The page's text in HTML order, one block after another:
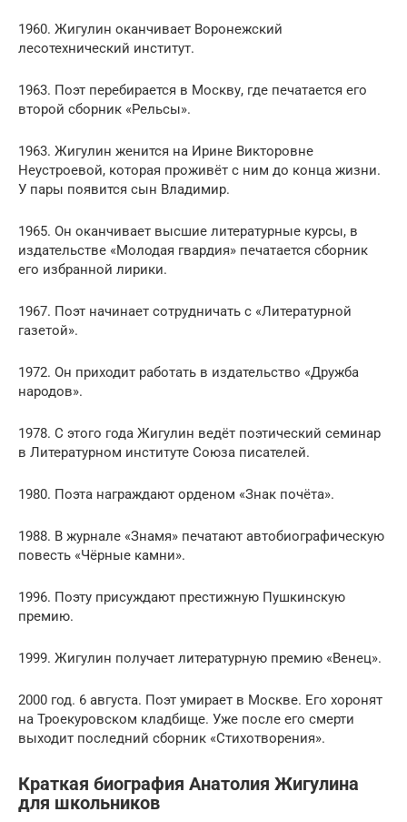
1960. Жигулин оканчивает Воронежский
лесотехнический институт.
1963. Поэт перебирается в Москву, где печатается его
второй сборник «Рельсы».
1963. Жигулин женится на Ирине Викторовне
Неустроевой, которая проживёт с ним до конца жизни.
У пары появится сын Владимир.
1965. Он оканчивает высшие литературные курсы, в
издательстве «Молодая гвардия» печатается сборник
его избранной лирики.
1967. Поэт начинает сотрудничать с «Литературной
газетой».
1972. Он приходит работать в издательство «Дружба
народов».
1978. С этого года Жигулин ведёт поэтический семинар
в Литературном институте Союза писателей.
1980. Поэта награждают орденом «Знак почёта».
1988. В журнале «Знамя» печатают автобиографическую
повесть «Чёрные камни».
1996. Поэту присуждают престижную Пушкинскую
премию.
1999. Жигулин получает литературную премию «Венец».
2000 год. 6 августа. Поэт умирает в Москве. Его хоронят
на Троекуровском кладбище. Уже после его смерти
выходит последний сборник «Стихотворения».
Краткая биография Анатолия Жигулина
для школьников